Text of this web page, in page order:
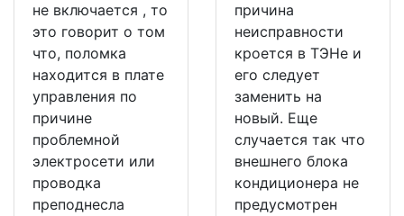
не включается , то
это говорит о том
что, поломка
находится в плате
управления по
причине
проблемной
электросети или
проводка
преподнесла
причина
неисправности
кроется в ТЭНе и
его следует
заменить на
новый. Еще
случается так что
внешнего блока
кондиционера не
предусмотрен